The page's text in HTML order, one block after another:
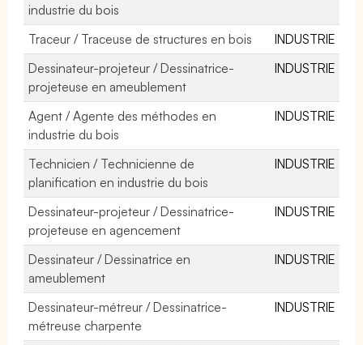
industrie du bois
Traceur / Traceuse de structures en bois
INDUSTRIE
Dessinateur-projeteur / Dessinatrice-
projeteuse en ameublement
INDUSTRIE
Agent / Agente des méthodes en
industrie du bois
INDUSTRIE
Technicien / Technicienne de
planification en industrie du bois
INDUSTRIE
Dessinateur-projeteur / Dessinatrice-
projeteuse en agencement
INDUSTRIE
Dessinateur / Dessinatrice en
ameublement
INDUSTRIE
Dessinateur-métreur / Dessinatrice-
métreuse charpente
INDUSTRIE